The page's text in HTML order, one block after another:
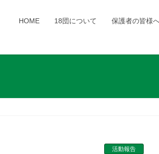
HOME 18団について 保護者の皆様
活動報告